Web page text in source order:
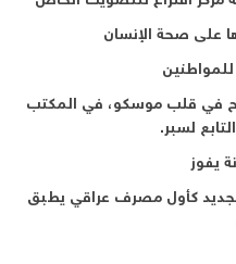
في قلب موسكو، في المكتب
لسبر.
يفوز
كأول مصرف عراقي يطبق